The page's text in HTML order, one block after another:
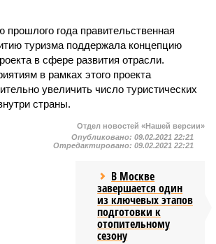
года правительственная
туризма поддержала концепцию
в сфере развития отрасли.
в рамках этого проекта
увеличить число туристических
страны.
Отдел новостей «Нашей версии»
Опубликовано: 09.02.2021 22:21
Отредактировано: 09.02.2021 22:21
В Москве
завершается один
из ключевых этапов
подготовки к
отопительному
сезону